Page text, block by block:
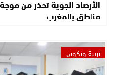
الأرصاد الجوية تحذر من
مناطق بالمغرب
تربية وتكوين